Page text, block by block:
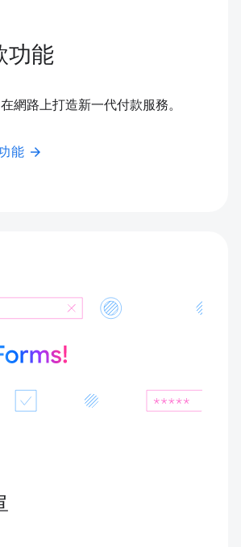
功能
網路上打造新一代付款服務。
能 arrow_forward